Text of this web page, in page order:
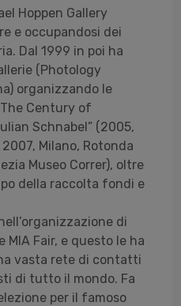
Hoppen Gallery
e occupandosi dei
Dal 1999 in poi ha
(Photology
organizzando le
Century of
Schnabel” (2005,
Milano, Rotonda
Museo Correr), oltre
della raccolta fondi e
di
MIA Fair, e questo le ha
vasta rete di contatti
di tutto il mondo. Fa
per il famoso